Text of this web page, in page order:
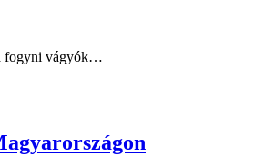
fogyni vágyók…